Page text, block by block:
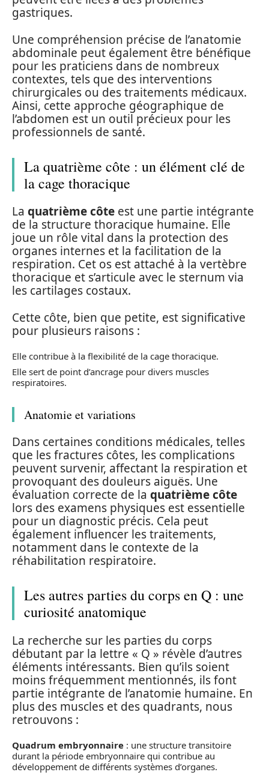
gastriques.
Une compréhension précise de l’anatomie
abdominale peut également être bénéfique
pour les praticiens dans de nombreux
contextes, tels que des interventions
chirurgicales ou des traitements médicaux.
Ainsi, cette approche géographique de
l’abdomen est un outil précieux pour les
professionnels de santé.
La quatrième côte : un élément clé de
la cage thoracique
La quatrième côte est une partie intégrante
de la structure thoracique humaine. Elle
joue un rôle vital dans la protection des
organes internes et la facilitation de la
respiration. Cet os est attaché à la vertèbre
thoracique et s’articule avec le sternum via
les cartilages costaux.
Cette côte, bien que petite, est significative
pour plusieurs raisons :
Elle contribue à la flexibilité de la cage thoracique.
Elle sert de point d’ancrage pour divers muscles
respiratoires.
Anatomie et variations
Dans certaines conditions médicales, telles
que les fractures côtes, les complications
peuvent survenir, affectant la respiration et
provoquant des douleurs aiguës. Une
évaluation correcte de la quatrième côte
lors des examens physiques est essentielle
pour un diagnostic précis. Cela peut
également influencer les traitements,
notamment dans le contexte de la
réhabilitation respiratoire.
Les autres parties du corps en Q : une
curiosité anatomique
La recherche sur les parties du corps
débutant par la lettre « Q » révèle d’autres
éléments intéressants. Bien qu’ils soient
moins fréquemment mentionnés, ils font
partie intégrante de l’anatomie humaine. En
plus des muscles et des quadrants, nous
retrouvons :
Quadrum embryonnaire : une structure transitoire
durant la période embryonnaire qui contribue au
développement de différents systèmes d’organes.